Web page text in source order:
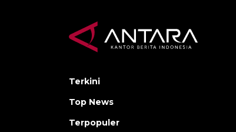
Terkini
Top News
Terpopuler